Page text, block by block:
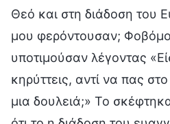
Θεό και στη διάδοση του
μου φερόντουσαν;
υποτιμούσαν λέγοντας
κηρύττεις, αντί να πας
μια δουλειά;» Το